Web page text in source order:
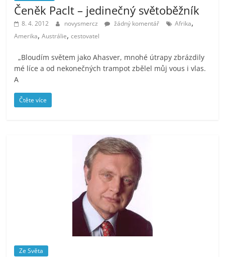
Čeněk Paclt – jedinečný světoběžník
8. 4. 2012 novysmercz žádný komentář Afrika,
Amerika,Austrálie,cestovatel
„Bloudím světem jako Ahasver, mnohé útrapy zbrázdily
mé líce a od nekonečných trampot zbělel můj vous i vlas.
A
Čtěte více
Ze Světa